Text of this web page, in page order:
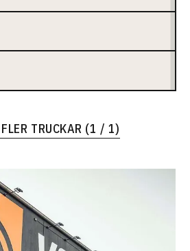
TRUCKAR (1 / 1)